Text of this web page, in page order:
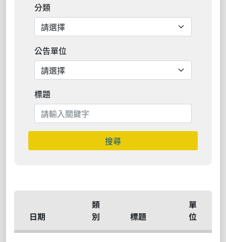
分類
公告單位
標題
搜尋
日期
類
別
標題
單
位